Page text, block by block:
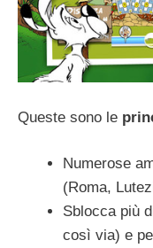
Queste sono le
Numerose
(Roma,
Sblocca più
così via) e